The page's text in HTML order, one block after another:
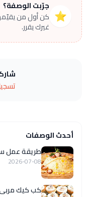
⭐
جرّبت الوصفة؟
كن أول من
غيرك يقرر.
أحدث الوصفات
طريقة عمل
2026-07-08
كب كيك مربى